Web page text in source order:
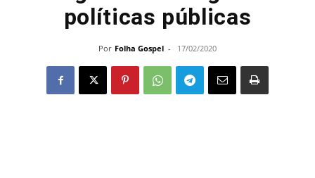
políticas públicas
Por Folha Gospel - 17/02/2020